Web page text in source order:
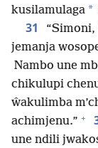
kusilamulaga *
31
jemanja
Nambo une
chikulupi
ŵakulimba
achimjenu.” +
une ndili